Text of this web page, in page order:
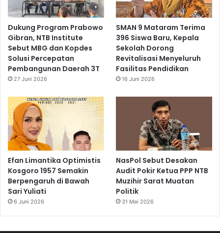
Dukung Program Prabowo
Gibran, NTB Institute
Sebut MBG dan Kopdes
Solusi Percepatan
Pembangunan Daerah 3T
27 Juni 2026
SMAN 9 Mataram Terima
396 Siswa Baru, Kepala
Sekolah Dorong
Revitalisasi Menyeluruh
Fasilitas Pendidikan
16 Juni 2026
Efan Limantika Optimistis
Kosgoro 1957 Semakin
Berpengaruh di Bawah
Sari Yuliati
6 Juni 2026
NasPol Sebut Desakan
Audit Pokir Ketua PPP NTB
Muzihir Sarat Muatan
Politik
31 Mei 2026